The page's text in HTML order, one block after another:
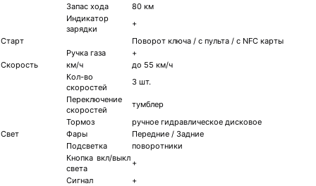
Запас хода
80 км
Индикатор
зарядки
+
Старт
Поворот ключа / с пульта / с NFC карты
Ручка газа
+
Скорость
км/ч
до 55 км/ч
Кол-во
скоростей
3 шт.
Переключение
скоростей
тумблер
Тормоз
ручное гидравлическое дисковое
Свет
Фары
Передние / Задние
Подсветка
поворотники
Кнопка вкл/выкл
света
+
Сигнал
+